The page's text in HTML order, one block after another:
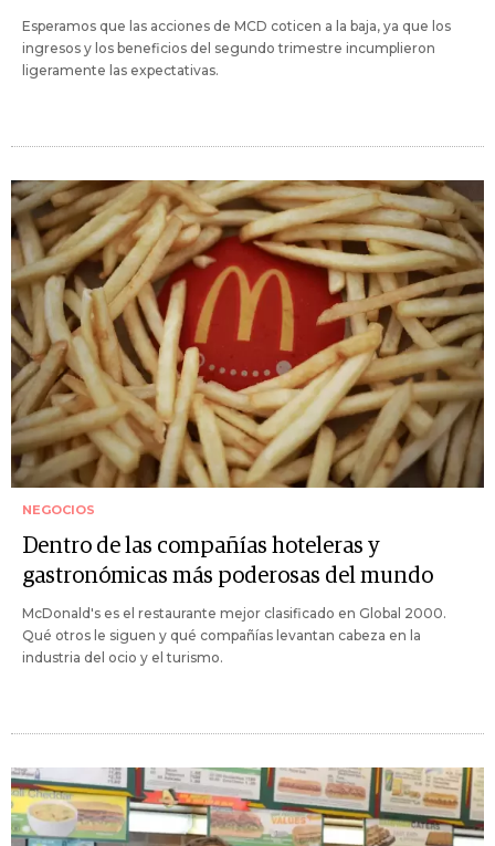
Esperamos que las acciones de MCD coticen a la baja, ya que los
ingresos y los beneficios del segundo trimestre incumplieron
ligeramente las expectativas.
NEGOCIOS
Dentro de las compañías hoteleras y
gastronómicas más poderosas del mundo
McDonald's es el restaurante mejor clasificado en Global 2000.
Qué otros le siguen y qué compañías levantan cabeza en la
industria del ocio y el turismo.